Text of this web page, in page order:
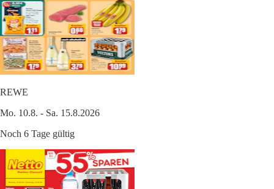
REWE
Mo. 10.8. - Sa. 15.8.2026
Noch 6 Tage gültig